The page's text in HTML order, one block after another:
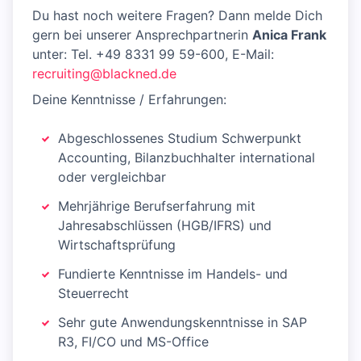
Du hast noch weitere Fragen? Dann melde Dich
gern bei unserer Ansprechpartnerin Anica Frank
unter: Tel. +49 8331 99 59-600, E-Mail:
recruiting@blackned.de
Deine Kenntnisse / Erfahrungen:
Abgeschlossenes Studium Schwerpunkt
Accounting, Bilanzbuchhalter international
oder vergleichbar
Mehrjährige Berufserfahrung mit
Jahresabschlüssen (HGB/IFRS) und
Wirtschaftsprüfung
Fundierte Kenntnisse im Handels- und
Steuerrecht
Sehr gute Anwendungskenntnisse in SAP
R3, FI/CO und MS-Office